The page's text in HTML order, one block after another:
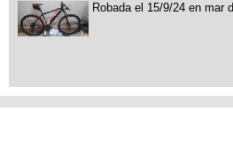
Robada el 15/9/24 en mar